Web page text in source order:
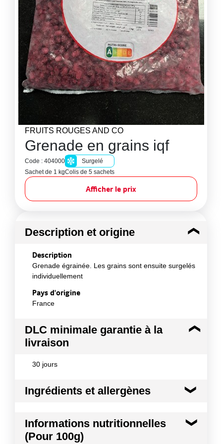
FRUITS ROUGES AND CO
Grenade en grains iqf
Code : 404000
Surgelé
Sachet de 1 kgColis de 5 sachets
Afficher le prix
Description et origine
Description
Grenade égrainée. Les grains sont ensuite surgelés
individuellement
Pays d'origine
France
DLC minimale garantie à la
livraison
30 jours
Ingrédients et allergènes
100% grains de grenade
Conformément aux informations transmises
Informations nutritionnelles
(Pour 100g)